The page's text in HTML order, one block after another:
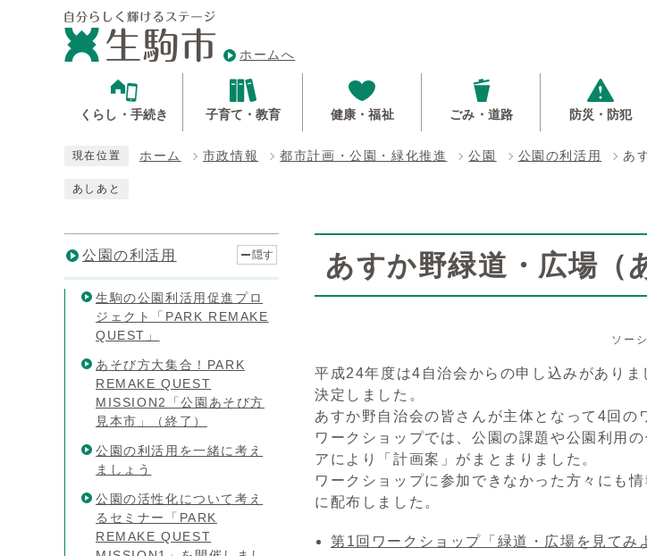
ホームへ
くらし・手続き 子育て・教育 健康・福祉 ごみ・道路 防災・防犯
現在位置 ホーム 市政情報 都市計画・公園・緑化推進 公園 公園の利活用 あ
あしあと
あすか野緑道・広場（
ソー
平成24年度は4自治会からの申し込みがあり
決定しました。
あすか野自治会の皆さんが主体となって4回の
ワークショップでは、公園の課題や公園利用
アにより「計画案」がまとまりました。
ワークショップに参加できなかった方々にも
に配布しました。
第1回ワークショップ「緑道・広場を見てみ
公園の利活用 隠す
生駒の公園利活用促進プロ
ジェクト「PARK REMAKE
QUEST」
あそび方大集合！PARK
REMAKE QUEST
MISSION2「公園あそび方
見本市」（終了）
公園の利活用を一緒に考え
ましょう
公園の活性化について考え
るセミナー「PARK
REMAKE QUEST